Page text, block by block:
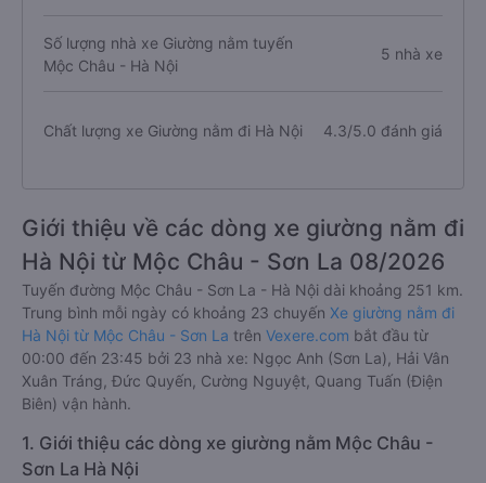
Số lượng nhà xe Giường nằm tuyến
Mộc Châu - Hà Nội
5 nhà xe
Chất lượng xe Giường nằm đi Hà Nội 4.3/5.0 đánh giá
Giới thiệu về các dòng xe giường nằm đi
Hà Nội từ Mộc Châu - Sơn La 08/2026
Tuyến đường Mộc Châu - Sơn La - Hà Nội dài khoảng 251 km.
Trung bình mỗi ngày có khoảng 23 chuyến Xe giường nằm đi
Hà Nội từ Mộc Châu - Sơn La trên Vexere.com bắt đầu từ
00:00 đến 23:45 bởi 23 nhà xe: Ngọc Anh (Sơn La), Hải Vân
Xuân Tráng, Đức Quyến, Cường Nguyệt, Quang Tuấn (Điện
Biên) vận hành.
1. Giới thiệu các dòng xe giường nằm Mộc Châu -
Sơn La Hà Nội